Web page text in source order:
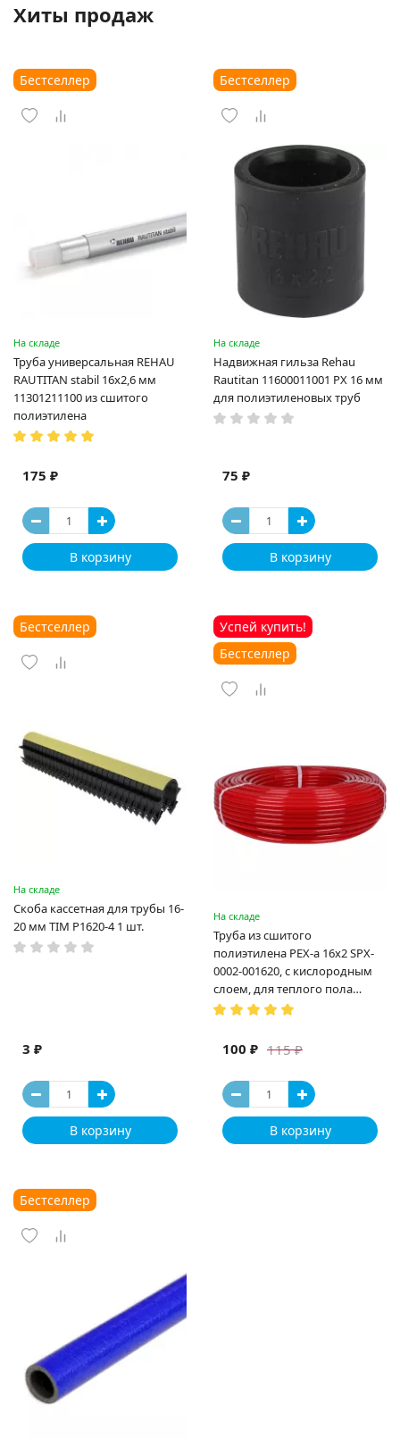
Хиты продаж
Бестселлер
На складе
Труба универсальная REHAU
RAUTITAN stabil 16х2,6 мм
11301211100 из сшитого
полиэтилена
175 ₽
В корзину
Бестселлер
На складе
Надвижная гильза Rehau
Rautitan 11600011001 PX 16 мм
для полиэтиленовых труб
75 ₽
В корзину
Бестселлер
На складе
Скоба кассетная для трубы 16-
20 мм TIM P1620-4 1 шт.
3 ₽
В корзину
Успей купить!
Бестселлер
На складе
Труба из сшитого
полиэтилена PEX-a 16х2 SPX-
0002-001620, с кислородным
слоем, для теплого пола
(Испания)
115 ₽
100 ₽
В корзину
Бестселлер